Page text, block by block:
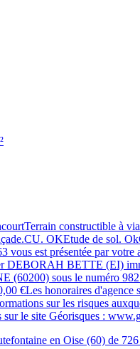
constructible à
OKEtude de sol.
vous est présentée par votre
DEBORAH BETTE (EI)
(60200) sous le numéro
€Les honoraires d'agence
sur les risques
sur le site Géorisques :